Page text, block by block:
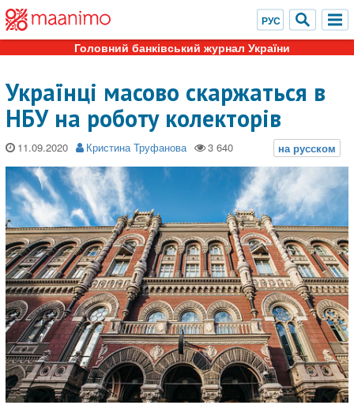
Головний банківський журнал України
Українці масово скаржаться в
НБУ на роботу колекторів
11.09.2020 Кристина Труфанова